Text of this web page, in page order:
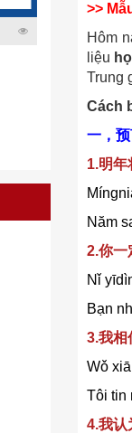
>>
Hôm
liệu
Trung
Cách
一，
1.明年
Năm
2.你一
Nǐ
Bạn
3.我相
Wǒ
Tôi tin
4.我认